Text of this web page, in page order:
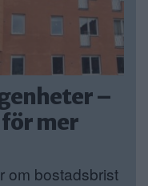
–
mer
om bostadsbrist